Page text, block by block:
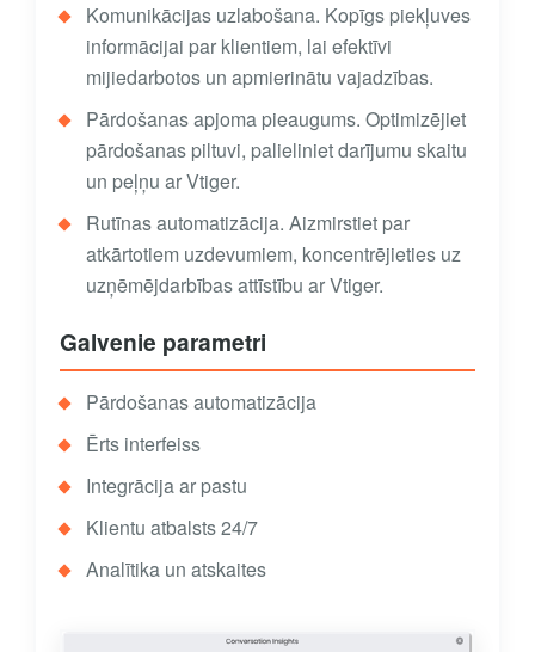
Komunikācijas uzlabošana. Kopīgs piekļuves
informācijai par klientiem, lai efektīvi
mijiedarbotos un apmierinātu vajadzības.
Pārdošanas apjoma pieaugums. Optimizējiet
pārdošanas piltuvi, palieliniet darījumu skaitu
un peļņu ar Vtiger.
Rutīnas automatizācija. Aizmirstiet par
atkārtotiem uzdevumiem, koncentrējieties uz
uzņēmējdarbības attīstību ar Vtiger.
Galvenie parametri
Pārdošanas automatizācija
Ērts interfeiss
Integrācija ar pastu
Klientu atbalsts 24/7
Analītika un atskaites